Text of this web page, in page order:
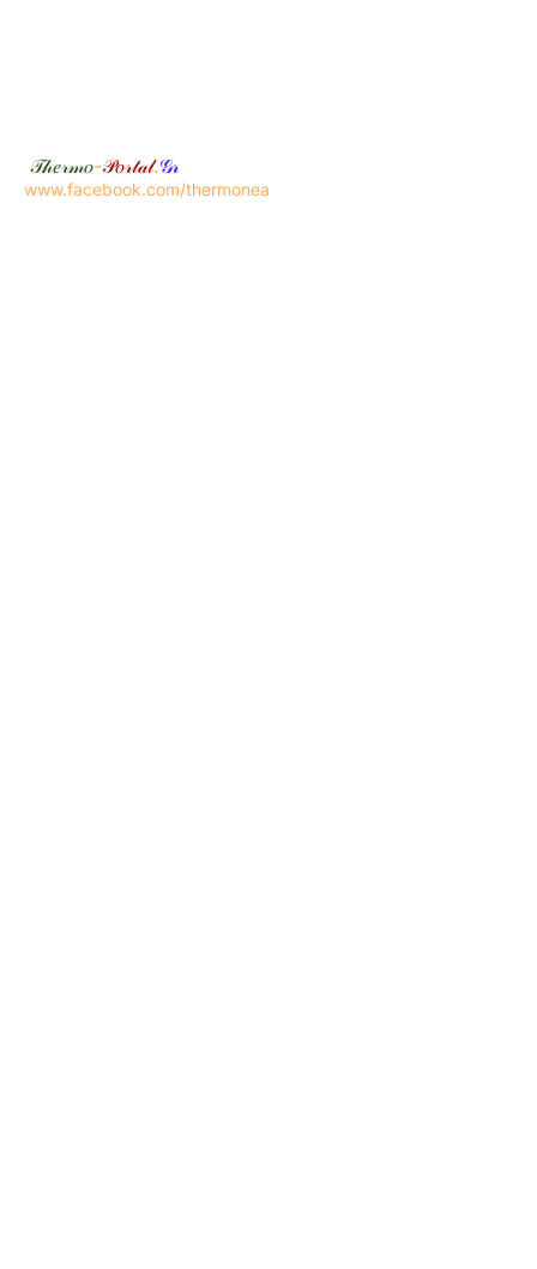
𝒯𝒽𝑒𝓇𝓂𝑜-𝒫𝑜𝓇𝓉𝒶𝓁.𝒢𝓇
www.facebook.com/thermonea